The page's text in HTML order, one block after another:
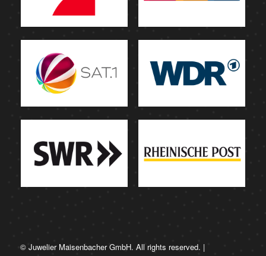
© Juwelier Maisenbacher GmbH. All rights reserved. |